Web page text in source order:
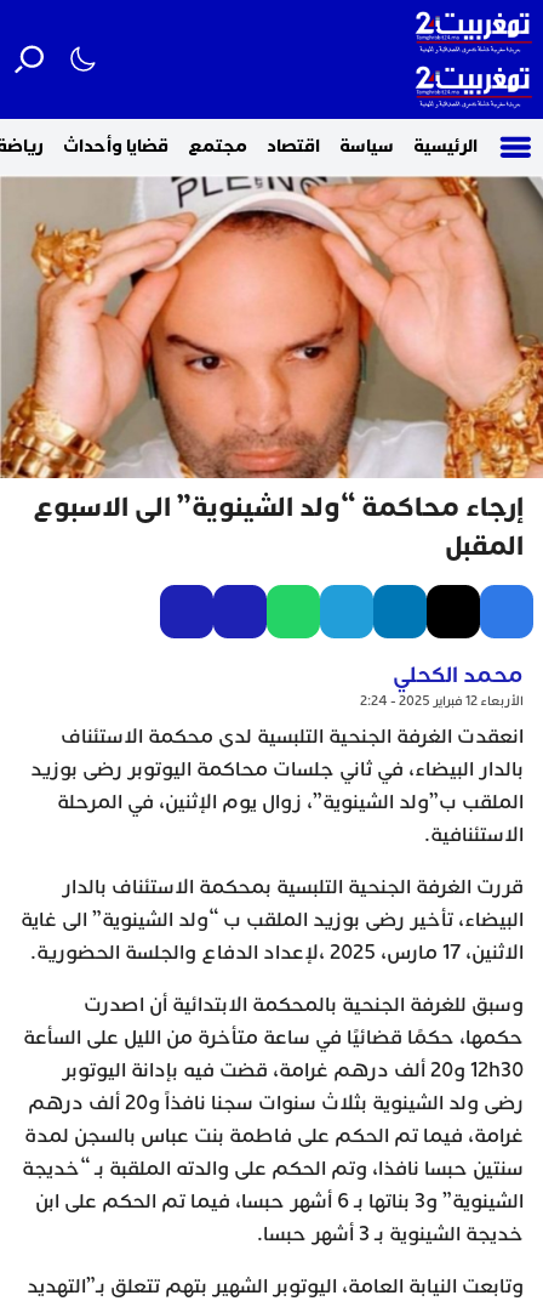
الرئيسية سياسة اقتصاد مجتمع قضايا وأحداث
إرجاء محاكمة “ولد الشينوية” الى الاسبوع
المقبل
محمد الكحلي
الأربعاء 12 فبراير 2025 - 2:24
انعقدت الغرفة الجنحية التلبسية لدى محكمة الاستئناف
بالدار البيضاء، في ثاني جلسات محاكمة اليوتوبر رضى بوزيد
الملقب ب”ولد الشينوية”، زوال يوم الإثنين، في المرحلة
الاستئنافية.
قررت الغرفة الجنحية التلبسية بمحكمة الاستئناف بالدار
البيضاء، تأخير رضى بوزيد الملقب ب “ولد الشينوية” الى غاية
الاثنين، 17 مارس، 2025 ،لإعداد الدفاع والجلسة الحضورية.
وسبق للغرفة الجنحية بالمحكمة الابتدائية أن اصدرت
حكمها، حكمًا قضائيًا في ساعة متأخرة من الليل على السأعة
12h30 و20 ألف درهم غرامة، قضت فيه بإدانة اليوتوبر
رضى ولد الشينوية بثلاث سنوات سجنا نافذاً و20 ألف درهم
غرامة، فيما تم الحكم على فاطمة بنت عباس بالسجن لمدة
سنتين حبسا نافذا، وتم الحكم على والدته الملقبة بـ “خديجة
الشينوية” و3 بناتها بـ 6 أشهر حبسا، فيما تم الحكم على ابن
خديجة الشينوية بـ 3 أشهر حبسا.
وتابعت النيابة العامة، اليوتوبر الشهير بتهم تتعلق بـ”التهديد